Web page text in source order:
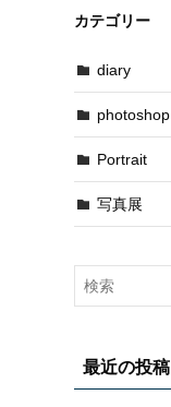
カテゴリー
diary
photoshop
Portrait
写真展
最近の投稿